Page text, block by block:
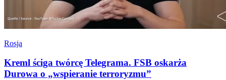
Rosja
Kreml ściga twórcę Telegrama. FSB oskarża
Durowa o „wspieranie terroryzmu”